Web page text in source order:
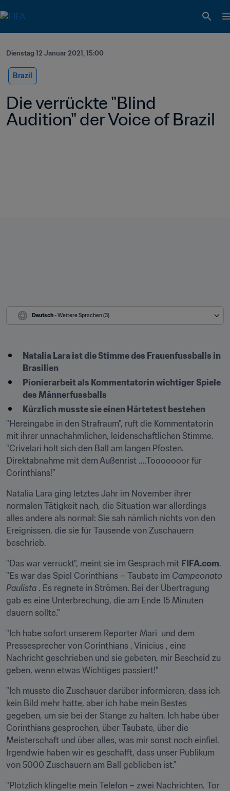
Dienstag 12 Januar 2021, 15:00
Brazil
Die verrückte "Blind
Audition" der Voice of Brazil
Deutsch - Weitere Sprachen (3)
Natalia Lara ist die Stimme des Frauenfussballs in
Brasilien
Pionierarbeit als Kommentatorin wichtiger Spiele
des Männerfussballs
Kürzlich musste sie einen Härtetest bestehen
"Hereingabe in den Strafraum", ruft die Kommentatorin
mit ihrer unnachahmlichen, leidenschaftlichen Stimme.
"Crivelari holt sich den Ball am langen Pfosten.
Direktabnahme mit dem Außenrist ....Tooooooor für
Corinthians!"
Natalia Lara ging letztes Jahr im November ihrer
normalen Tätigkeit nach, die Situation war allerdings
alles andere als normal: Sie sah nämlich nichts von den
Ereignissen, die sie für Tausende von Zuschauern
beschrieb.
"Das war verrückt", meint sie im Gespräch mit FIFA.com.
"Es war das Spiel Corinthians – Taubate im Campeonato
Paulista . Es regnete in Strömen. Bei der Übertragung
gab es eine Unterbrechung, die am Ende 15 Minuten
dauern sollte."
"Ich habe sofort unserem Reporter Mari  und dem
Pressesprecher von Corinthians , Vinicius , eine
Nachricht geschrieben und sie gebeten, mir Bescheid zu
geben, wenn etwas Wichtiges passiert!"
"Ich musste die Zuschauer darüber informieren, dass ich
kein Bild mehr hatte, aber ich habe mein Bestes
gegeben, um sie bei der Stange zu halten. Ich habe über
Corinthians gesprochen, über Taubate, über die
Meisterschaft und über alles, was mir sonst noch einfiel.
Irgendwie haben wir es geschafft, dass unser Publikum
von 5000 Zuschauern am Ball geblieben ist."
"Plötzlich klingelte mein Telefon – zwei Nachrichten. Tor